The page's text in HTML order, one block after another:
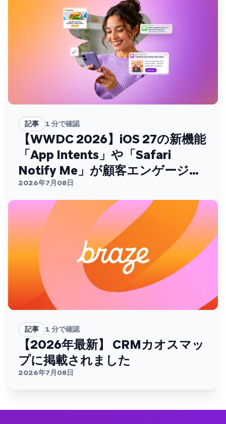
記事 1 分で確認
【WWDC 2026】iOS 27の新機能
「App Intents」や「Safari
Notify Me」が顧客エンゲージメ
ントを変える
2026年7月08日
記事 1 分で確認
【2026年最新】 CRMカオスマッ
プに掲載されました
2026年7月08日